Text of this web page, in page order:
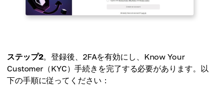
ステップ2。登録後、2FAを有効にし、Know Your
Customer（KYC）手続きを完了する必要があります。以
下の手順に従ってください：